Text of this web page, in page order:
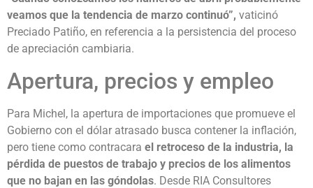
veamos que la tendencia de marzo continuó”, vaticinó
Preciado Patiño, en referencia a la persistencia del proceso
de apreciación cambiaria.
Apertura, precios y empleo
Para Michel, la apertura de importaciones que promueve el
Gobierno con el dólar atrasado busca contener la inflación,
pero tiene como contracara el retroceso de la industria, la
pérdida de puestos de trabajo y precios de los alimentos
que no bajan en las góndolas. Desde RIA Consultores